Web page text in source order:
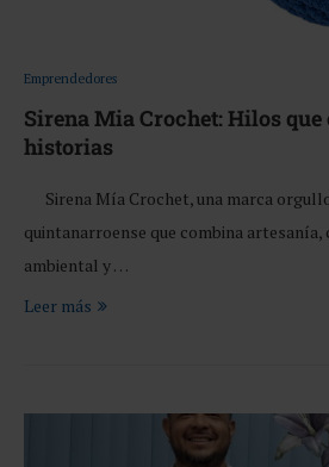
Emprendedores
Sirena Mia Crochet: Hilos que
historias
Sirena Mía Crochet, una marca
quintanarroense que combina artesanía,
ambiental y …
Leer más